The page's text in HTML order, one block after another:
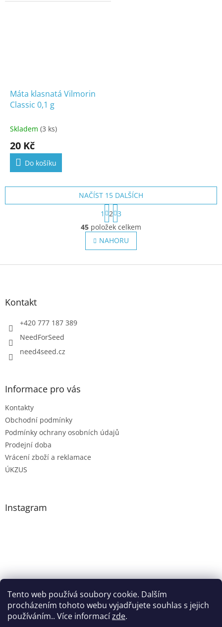
Tento web používá soubory cookie. Dalším
procházením tohoto webu vyjadřujete souhlas s jejich
používáním.. Více informacízde.
Máta klasnatá Vilmorin
Classic 0,1 g
Skladem (3 ks)
20 Kč
Do košíku
O
v
l
á
NAČÍST 15 DALŠÍCH
S
t
r
á
n
k
v
1 2 3
45 položek celkem
NAHORU
Z
Kontakt
+420 777 187 389
NeedForSeed
need4seed.cz
Informace pro vás
Kontakty
Obchodní podmínky
Podmínky ochrany osobních údajů
Prodejní doba
Vrácení zboží a reklamace
ÚKZUS
Instagram
Sledovat na Instagramu